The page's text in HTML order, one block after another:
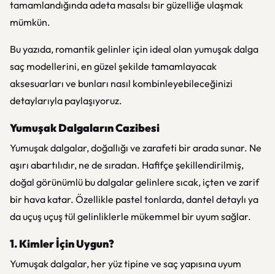
tamamlandığında adeta masalsı bir güzelliğe ulaşmak
mümkün.
Bu yazıda, romantik gelinler için ideal olan yumuşak dalga
saç modellerini, en güzel şekilde tamamlayacak
aksesuarları ve bunları nasıl kombinleyebileceğinizi
detaylarıyla paylaşıyoruz.
Yumuşak Dalgaların Cazibesi
Yumuşak dalgalar, doğallığı ve zarafeti bir arada sunar. Ne
aşırı abartılıdır, ne de sıradan. Hafifçe şekillendirilmiş,
doğal görünümlü bu dalgalar gelinlere sıcak, içten ve zarif
bir hava katar. Özellikle pastel tonlarda, dantel detaylı ya
da uçuş uçuş tül gelinliklerle mükemmel bir uyum sağlar.
1. Kimler İçin Uygun?
Yumuşak dalgalar, her yüz tipine ve saç yapısına uyum